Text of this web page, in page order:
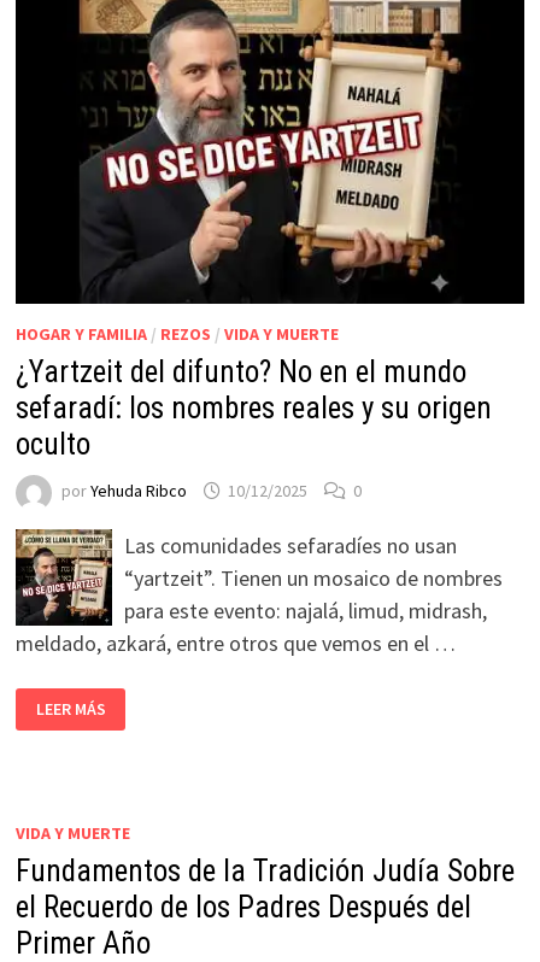
HOGAR Y FAMILIA/ REZOS / VIDA Y MUERTE
¿Yartzeit del difunto? No en el mundo
sefaradí: los nombres reales y su origen
oculto
porYehuda Ribco 10/12/2025 0
Las comunidades sefaradíes no usan
“yartzeit”. Tienen un mosaico de nombres
para este evento: najalá, limud, midrash,
meldado, azkará, entre otros que vemos en el …
LEER MÁS
VIDA Y MUERTE
Fundamentos de la Tradición Judía Sobre
el Recuerdo de los Padres Después del
Primer Año